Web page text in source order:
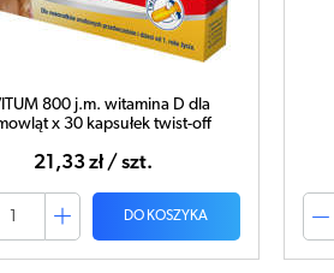
800 j.m. witamina D dla
x 30 kapsułek twist-off
21,33 zł / szt.
DO KOSZYKA